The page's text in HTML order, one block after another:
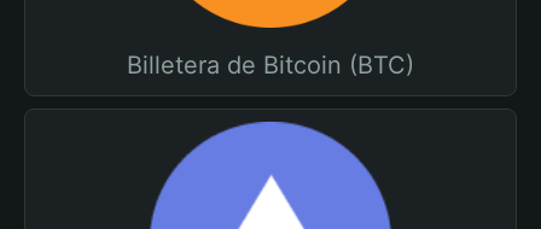
Billetera de Bitcoin (BTC)